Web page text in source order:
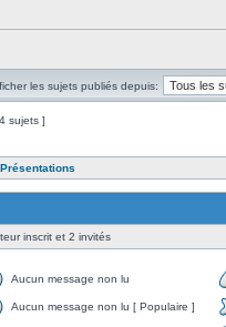
les sujets publiés depuis:
sujets ]
Présentations
inscrit et 2 invités
Aucun message non lu
Aucun message non lu [ Populaire ]